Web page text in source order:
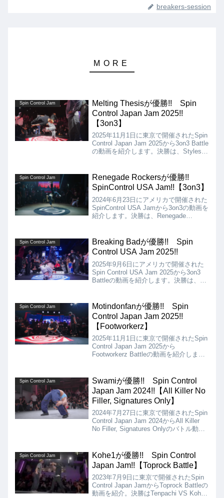
breakers-session
Spin Control Jam
Melting Thesisが優勝!! Spin
Control Japan Jam 2025!!
【3on3】
2025年11月1日に東京で開催されたSpin
Control Japan Jam 2025から3on3 Battle
の動画を紹介します。決勝は、Styles
りました!!
Spin Control Jam
Renegade Rockersが優勝!!
SpinControl‬ USA Jam!!【3on3】
2024年6月23日にアメリカで開催された
SpinControl USA Jamから3on3の動画を
紹介します。決勝は、Renegade
Rockers(Kastrito, Ztimpy, Run) が優勝
となりました!!
Spin Control Jam
Breaking Badが優勝!! Spin
Control USA Jam 2025!!
2025年9月6日にアメリカで開催された
Spin Control USA Jam 2025から3on3
Battleの動画を紹介します。決勝は、
Badの優勝となりました!!
Spin Control Jam
Motindonfanが優勝!! Spin
Control Japan Jam 2025!!
【Footworkerz】
2025年11月1日に東京で開催されたSpin
Control Japan Jam 2025から
Footworkerz Battleの動画を紹介しま
となりました!!
Spin Control Jam
Swamiが優勝!! Spin Control
Japan Jam 2024!!【All Killer No
Filler, Signatures Only】
2024年7月27日に東京で開催されたSpin
Control Japan Jam 2024からAll Killer
No Filler, Signatures Onlyのバトル動画
なりました!!
Spin Control Jam
Kohe1が優勝!! Spin Control
Japan Jam!!【Toprock Battle】
2023年7月9日に東京で開催されたSpin
Control Japan JamからToprock Battleの
動画を紹介。決勝はTenpachi VS Kohe1